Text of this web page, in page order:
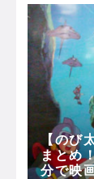
【のび
まとめ
分で映